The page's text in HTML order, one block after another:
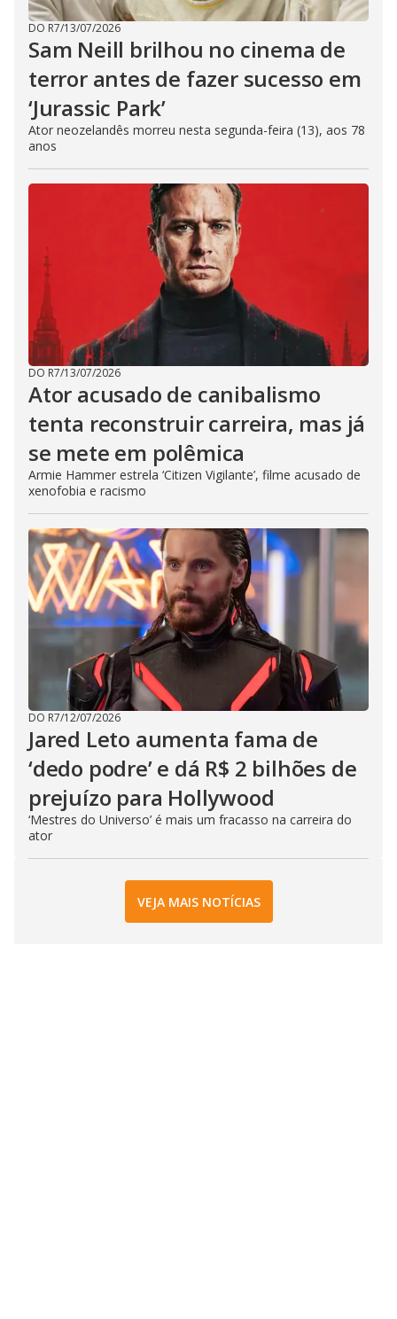
DO R7/13/07/2026
Sam Neill brilhou no cinema de
terror antes de fazer sucesso em
‘Jurassic Park’
Ator neozelandês morreu nesta segunda-feira (13), aos 78
anos
DO R7/13/07/2026
Ator acusado de canibalismo
tenta reconstruir carreira, mas já
se mete em polêmica
Armie Hammer estrela ‘Citizen Vigilante’, filme acusado de
xenofobia e racismo
DO R7/12/07/2026
Jared Leto aumenta fama de
‘dedo podre’ e dá R$ 2 bilhões de
prejuízo para Hollywood
‘Mestres do Universo’ é mais um fracasso na carreira do
ator
VEJA MAIS NOTÍCIAS